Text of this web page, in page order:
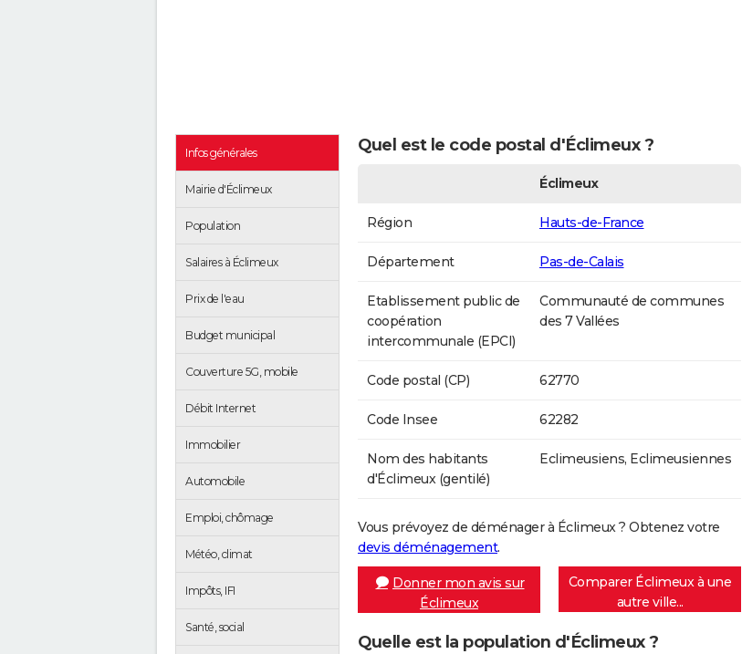
Infos générales
Mairie d'Éclimeux
Population
Salaires à Éclimeux
Prix de l'eau
Budget municipal
Couverture 5G, mobile
Débit Internet
Immobilier
Automobile
Emploi, chômage
Météo, climat
Impôts, IFI
Santé, social
Quel est le code postal d'Éclimeux ?
Éclimeux
Région Hauts-de-France
Département Pas-de-Calais
Etablissement public de
coopération
intercommunale (EPCI)
Communauté de communes
des 7 Vallées
Code postal (CP) 62770
Code Insee 62282
Nom des habitants
d'Éclimeux (gentilé)
Eclimeusiens, Eclimeusiennes
Vous prévoyez de déménager à Éclimeux ? Obtenez votre
devis déménagement.
Donner mon avis sur
Éclimeux
Comparer Éclimeux à une
autre ville...
Quelle est la population d'Éclimeux ?